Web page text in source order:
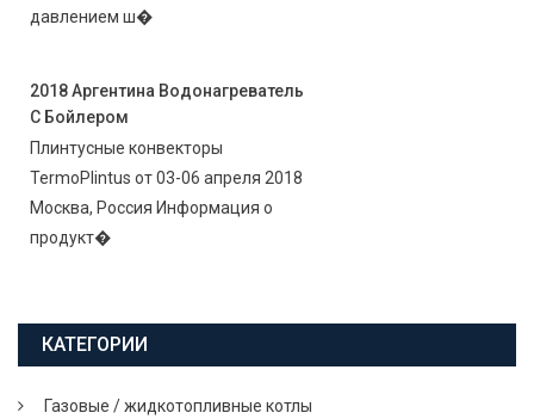
давлением ш�
2018 Аргентина Водонагреватель
С Бойлером
Плинтусные конвекторы
TermoPlintus от 03-06 апреля 2018
Москва, Россия Информация о
продукт�
КАТЕГОРИИ
Газовые / жидкотопливные котлы